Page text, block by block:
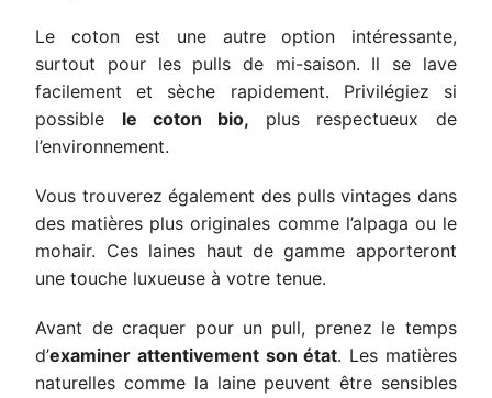
Le coton est une autre option intéressante,
surtout pour les pulls de mi-saison. Il se lave
facilement et sèche rapidement. Privilégiez si
possible le coton bio, plus respectueux de
l’environnement.
Vous trouverez également des pulls vintages dans
des matières plus originales comme l’alpaga ou le
mohair. Ces laines haut de gamme apporteront
une touche luxueuse à votre tenue.
Avant de craquer pour un pull, prenez le temps
d’examiner attentivement son état. Les matières
naturelles comme la laine peuvent être sensibles